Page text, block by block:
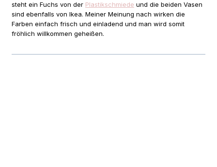
steht ein Fuchs von der Plastikschmiede und die beiden Vasen
sind ebenfalls von Ikea. Meiner Meinung nach wirken die
Farben einfach frisch und einladend und man wird somit
fröhlich willkommen geheißen.